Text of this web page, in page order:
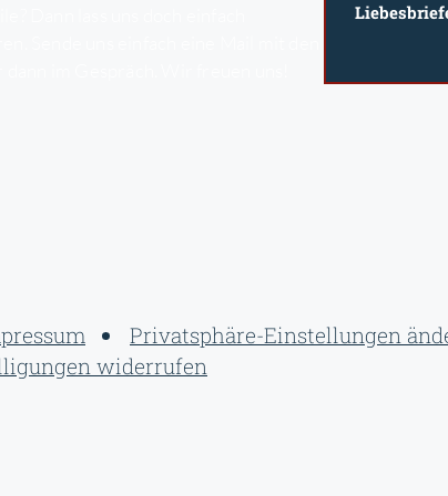
Privatsphäre-Einstellungen
widerrufen